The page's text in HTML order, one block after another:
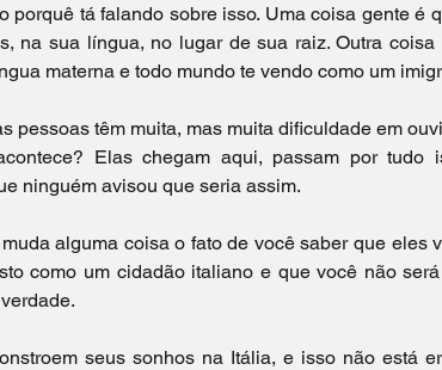
porquê tá falando sobre isso. Uma coisa gente é
na sua língua, no lugar de sua raiz. Outra
materna e todo mundo te vendo como um
pessoas têm muita, mas muita dificuldade em
Elas chegam aqui, passam por tudo
ninguém avisou que seria assim.
alguma coisa o fato de você saber que eles
como um cidadão italiano e que você não
seus sonhos na Itália, e isso não está